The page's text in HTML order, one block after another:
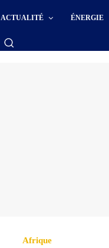
ACTUALITÉ ÉNERGIE
Afrique